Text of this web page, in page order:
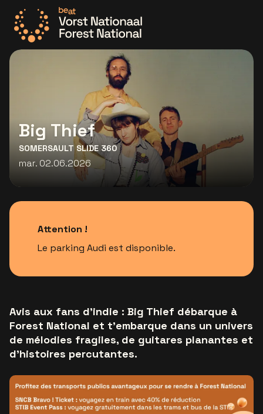
Allez à la page d'accueil
Big Thief
SOMERSAULT SLIDE 360
mar. 02.06.2026
Attention !
Le parking Audi est disponible.
Avis aux fans d’indie : Big Thief débarque à
Forest National et t’embarque dans un univers
de mélodies fragiles, de guitares planantes et
d’histoires percutantes.